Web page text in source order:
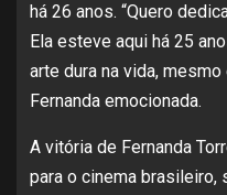
há 26 anos. “Quero
Ela esteve aqui há 25
arte dura na vida,
Fernanda emocionada.
A vitória de Fernanda
para o cinema brasileiro,